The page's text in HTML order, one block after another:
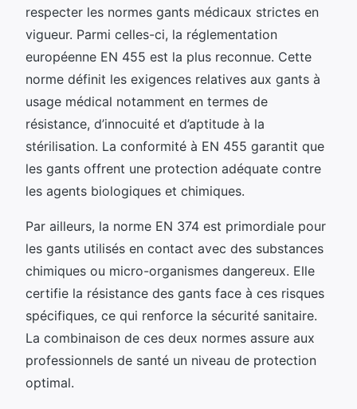
respecter les normes gants médicaux strictes en
vigueur. Parmi celles-ci, la réglementation
européenne EN 455 est la plus reconnue. Cette
norme définit les exigences relatives aux gants à
usage médical notamment en termes de
résistance, d’innocuité et d’aptitude à la
stérilisation. La conformité à EN 455 garantit que
les gants offrent une protection adéquate contre
les agents biologiques et chimiques.
Par ailleurs, la norme EN 374 est primordiale pour
les gants utilisés en contact avec des substances
chimiques ou micro-organismes dangereux. Elle
certifie la résistance des gants face à ces risques
spécifiques, ce qui renforce la sécurité sanitaire.
La combinaison de ces deux normes assure aux
professionnels de santé un niveau de protection
optimal.